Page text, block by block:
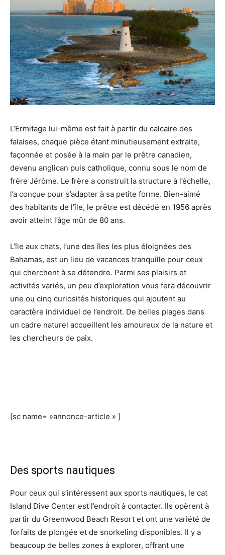
L’Ermitage lui-même est fait à partir du calcaire des
falaises, chaque pièce étant minutieusement extraite,
façonnée et posée à la main par le prêtre canadien,
devenu anglican puis catholique, connu sous le nom de
frère Jérôme. Le frère a construit la structure à l’échelle,
l’a conçue pour s’adapter à sa petite forme. Bien-aimé
des habitants de l’île, le prêtre est décédé en 1956 après
avoir atteint l’âge mûr de 80 ans.
L’île aux chats, l’une des îles les plus éloignées des
Bahamas, est un lieu de vacances tranquille pour ceux
qui cherchent à se détendre. Parmi ses plaisirs et
activités variés, un peu d’exploration vous fera découvrir
une ou cinq curiosités historiques qui ajoutent au
caractère individuel de l’endroit. De belles plages dans
un cadre naturel accueillent les amoureux de la nature et
les chercheurs de paix.
[sc name= »annonce-article » ]
Des sports nautiques
Pour ceux qui s’intéressent aux sports nautiques, le cat
Island Dive Center est l’endroit à contacter. Ils opèrent à
partir du Greenwood Beach Resort et ont une variété de
forfaits de plongée et de snorkeling disponibles. Il y a
beaucoup de belles zones à explorer, offrant une